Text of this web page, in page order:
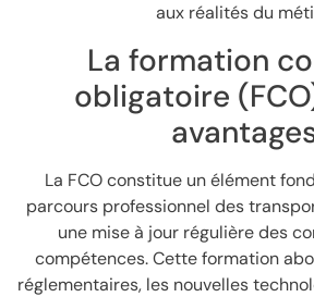
aux réalités du
La formation
obligatoire
La FCO constitue un élément
parcours professionnel des
une mise à jour régulière des
compétences. Cette formation
réglementaires, les nouvelles